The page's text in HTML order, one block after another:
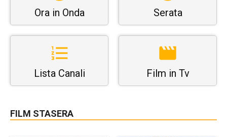
Ora in Onda Serata
Lista Canali Film in Tv
FILM STASERA